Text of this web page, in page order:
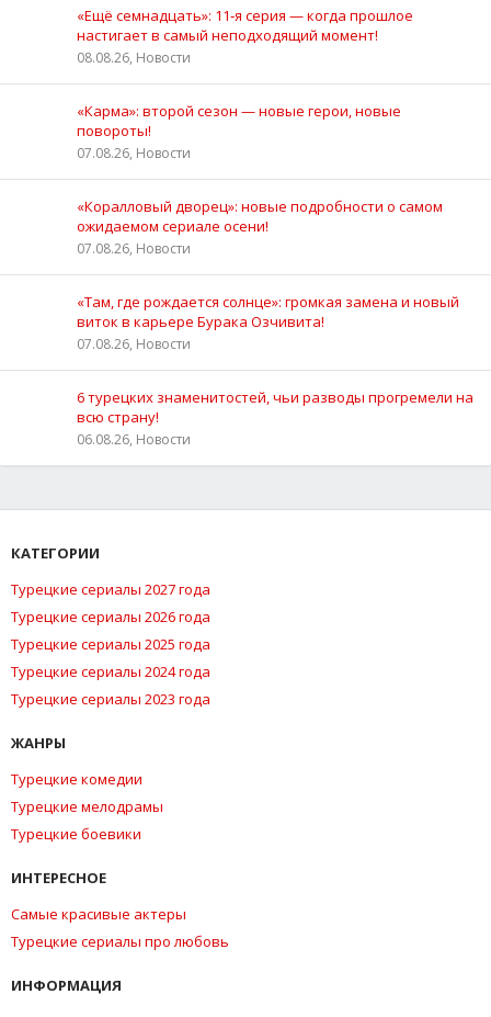
«Ещё семнадцать»: 11‑я серия — когда прошлое
настигает в самый неподходящий момент!
08.08.26, Новости
«Карма»: второй сезон — новые герои, новые
повороты!
07.08.26, Новости
«Коралловый дворец»: новые подробности о самом
ожидаемом сериале осени!
07.08.26, Новости
«Там, где рождается солнце»: громкая замена и новый
виток в карьере Бурака Озчивита!
07.08.26, Новости
6 турецких знаменитостей, чьи разводы прогремели на
всю страну!
06.08.26, Новости
КАТЕГОРИИ
Турецкие сериалы 2027 года
Турецкие сериалы 2026 года
Турецкие сериалы 2025 года
Турецкие сериалы 2024 года
Турецкие сериалы 2023 года
ЖАНРЫ
Турецкие комедии
Турецкие мелодрамы
Турецкие боевики
ИНТЕРЕСНОЕ
Самые красивые актеры
Турецкие сериалы про любовь
ИНФОРМАЦИЯ